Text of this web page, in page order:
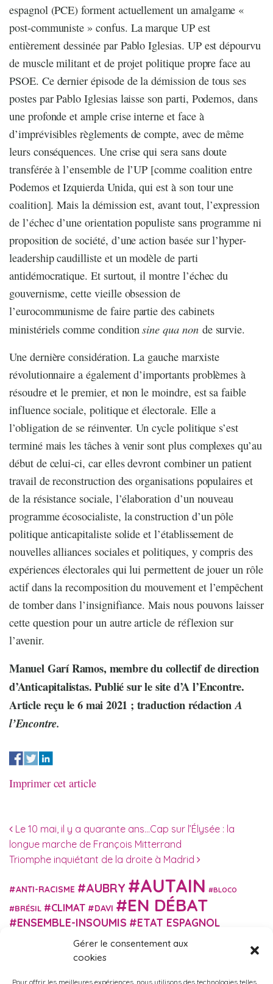
Gérer le consentement aux
cookies
Pour offrir les meilleures expériences, nous utilisons des technologies telles
espagnol (PCE) forment actuellement un amalgame «
post-communiste » confus. La marque UP est
entièrement dessinée par Pablo Iglesias. UP est dépourvu
de muscle militant et de projet politique propre face au
PSOE. Ce dernier épisode de la démission de tous ses
postes par Pablo Iglesias laisse son parti, Podemos, dans
une profonde et ample crise interne et face à
d’imprévisibles règlements de compte, avec de même
leurs conséquences. Une crise qui sera sans doute
transférée à l’ensemble de l’UP [comme coalition entre
Podemos et Izquierda Unida, qui est à son tour une
coalition]. Mais la démission est, avant tout, l’expression
de l’échec d’une orientation populiste sans programme ni
proposition de société, d’une action basée sur l’hyper-
leadership caudilliste et un modèle de parti
antidémocratique. Et surtout, il montre l’échec du
gouvernisme, cette vieille obsession de
l’eurocommunisme de faire partie des cabinets
ministériels comme conditionsine qua nonde survie.
Une dernière considération. La gauche marxiste
révolutionnaire a également d’importants problèmes à
résoudre et le premier, et non le moindre, est sa faible
influence sociale, politique et électorale. Elle a
l’obligation de se réinventer. Un cycle politique s’est
terminé mais les tâches à venir sont plus complexes qu’au
début de celui-ci, car elles devront combiner un patient
travail de reconstruction des organisations populaires et
de la résistance sociale, l’élaboration d’un nouveau
programme écosocialiste, la construction d’un pôle
politique anticapitaliste solide et l’établissement de
nouvelles alliances sociales et politiques, y compris des
expériences électorales qui lui permettent de jouer un rôle
actif dans la recomposition du mouvement et l’empêchent
de tomber dans l’insignifiance. Mais nous pouvons laisser
cette question pour un autre article de réflexion sur
l’avenir.
Manuel Garí Ramos, membre du collectif de direction
d’Anticapitalistas. Publié sur le site d’A l’Encontre.
Article reçu le 6 mai 2021 ; traduction rédactionA
l’Encontre.
Imprimer cet article
Navigation des articles
Le 10 mai, il y a quarante ans…Cap sur l’Élysée : la
longue marche de François Mitterrand
Triomphe inquiétant de la droite à Madrid
ANTI-RACISME AUBRY AUTAIN BLOCO
BRÉSIL CLIMAT DAVI EN DÉBAT
ENSEMBLE-INSOUMIS ETAT ESPAGNOL
EUROPE EXTRÊME DROITE FASCISME
FRANCE INSOUMISE